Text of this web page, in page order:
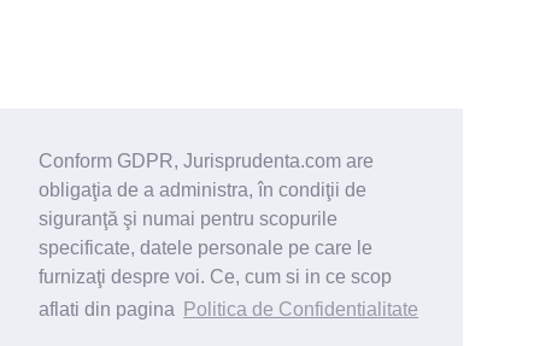
Conform GDPR, Jurisprudenta.com are
obligaţia de a administra, în condiţii de
siguranţă şi numai pentru scopurile
specificate, datele personale pe care le
furnizaţi despre voi. Ce, cum si in ce scop
aflati din pagina
Politica de Confidentialitate